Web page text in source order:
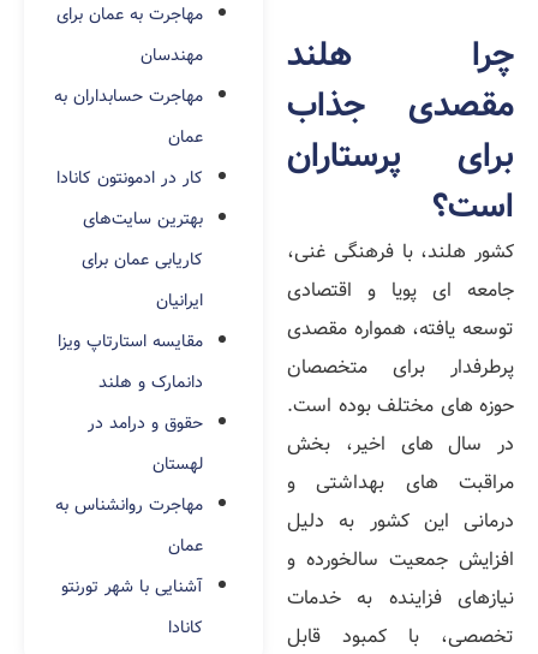
چرا هلند
مقصدی جذاب
برای پرستاران
است؟
کشور هلند، با فرهنگی غنی،
جامعه‌ ای پویا و اقتصادی
توسعه‌ یافته، همواره مقصدی
پرطرفدار برای متخصصان
حوزه‌ های مختلف بوده است.
در سال‌ های اخیر، بخش
مراقبت‌ های بهداشتی و
درمانی این کشور به دلیل
افزایش جمعیت سالخورده و
نیازهای فزاینده به خدمات
تخصصی، با کمبود قابل
مهاجرت به عمان برای
مهندسان
مهاجرت حسابداران به
عمان
کار در ادمونتون کانادا
بهترین سایت‌های
کاریابی عمان برای
ایرانیان
مقایسه استارتاپ ویزا
دانمارک و هلند
حقوق و درامد در
لهستان
مهاجرت روانشناس به
عمان
آشنایی با شهر تورنتو
کانادا